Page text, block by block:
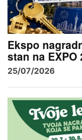
Ekspo
stan na EXPO
25/07/2026